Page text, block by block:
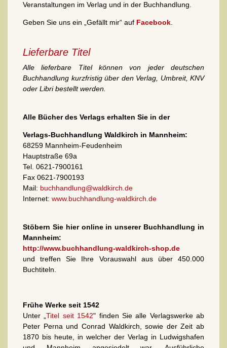
Veranstaltungen im Verlag und in der Buchhandlung.
Geben Sie uns ein „Gefällt mir“ auf Facebook
Lieferbare Titel
Alle lieferbare Titel können von jeder deutschen
Buchhandlung kurzfristig über den Verlag, Umbreit, KNV
oder Libri bestellt werden.
Alle Bücher des Verlags erhalten Sie in der
Verlags-Buchhandlung Waldkirch in Mannheim:
68259 Mannheim-Feudenheim
Hauptstraße 69a
Tel. 0621-7900161
Fax 0621-7900193
Mail: buchhandlung@waldkirch.de
Internet: www.buchhandlung-waldkirch.de
Stöbern Sie hier online in unserer Buchhandlung in
Mannheim:
http://www.buchhandlung-waldkirch-shop.de
und treffen Sie Ihre Vorauswahl aus über 450.000
Buchtiteln.
Frühe Werke seit 1542
Unter „Titel seit 1542" finden Sie alle Verlagswerke ab
Peter Perna und Conrad Waldkirch, sowie der Zeit ab
1870 bis heute, in welcher der Verlag in Ludwigshafen